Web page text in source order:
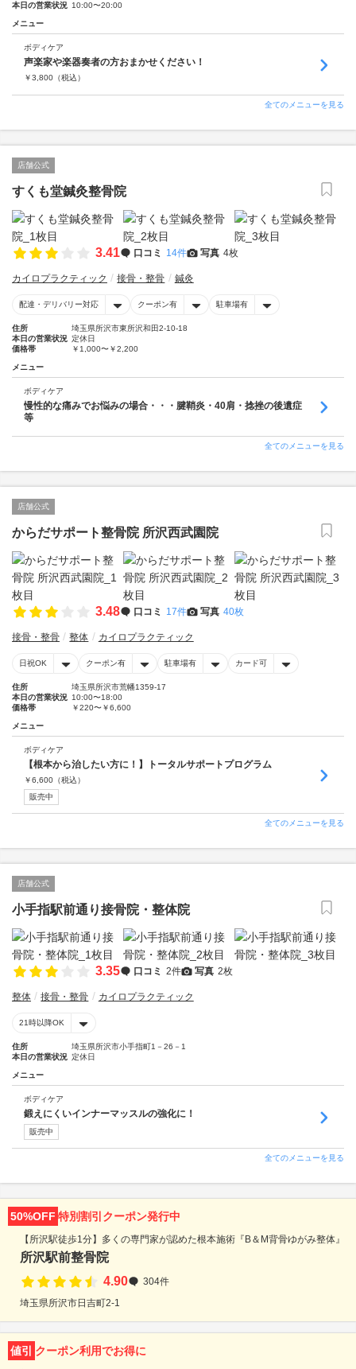
本日の営業状況 10:00〜20:00
メニュー
ボディケア
声楽家や楽器奏者の方おまかせください！
￥3,800 （税込）
全てのメニューを見る
店舗公式
すくも堂鍼灸整骨院
3.41 口コミ 14件 写真 4枚
カイロプラクティック 接骨・整骨 鍼灸
配達・デリバリー対応 クーポン有 駐車場有
住所
埼玉県所沢市東所沢和田2-10-18
本日の営業状況 定休日
価格帯
￥1,000〜￥2,200
メニュー
ボディケア
慢性的な痛みでお悩みの場合・・・腱鞘炎・40肩・捻挫の後遺症
等
全てのメニューを見る
店舗公式
からだサポート整骨院 所沢西武園院
3.48 口コミ 17件 写真 40枚
接骨・整骨 整体 カイロプラクティック
日祝OK クーポン有 駐車場有 カード可
住所
埼玉県所沢市荒幡1359‐17
本日の営業状況 10:00〜18:00
価格帯
￥220〜￥6,600
メニュー
ボディケア
【根本から治したい方に！】トータルサポートプログラム
￥6,600 （税込）
販売中
全てのメニューを見る
店舗公式
小手指駅前通り接骨院・整体院
3.35 口コミ 2件 写真 2枚
整体 接骨・整骨 カイロプラクティック
21時以降OK
住所
埼玉県所沢市小手指町1－26－1
本日の営業状況 定休日
メニュー
ボディケア
鍛えにくいインナーマッスルの強化に！
販売中
全てのメニューを見る
50%OFF 特別割引クーポン発行中
【所沢駅徒歩1分】多くの専門家が認めた根本施術『B＆M背骨ゆがみ整体』
所沢駅前整骨院
4.90
304件
埼玉県所沢市日吉町2-1
値引 クーポン利用でお得に